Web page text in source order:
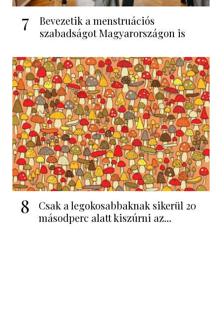
7
Bevezetik a menstruációs
szabadságot Magyarországon is
8
Csak a legokosabbaknak sikerül 20
másodperc alatt kiszúrni az...